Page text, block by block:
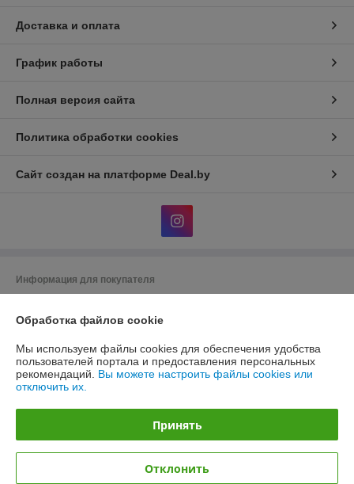
Доставка и оплата
График работы
Полная версия сайта
Политика обработки cookies
Сайт создан на платформе Deal.by
Информация для покупателя
«ЭЙР-СОЛЮШН»
220012, г. Минск, ул. Чернышевского, 8, каб. 23
Регистрационный номер ЕГР: 193488165
УНП: 193488165
Дата регистрации компании: 24.12.2020
Местонахождение книги жалоб и предложений: 220012, г. Минск, ул.
Обработка файлов cookie
Мы используем файлы cookies для обеспечения удобства
пользователей портала и предоставления персональных
рекомендаций. Вы можете настроить файлы cookies или
отключить их.
Принять
Отклонить